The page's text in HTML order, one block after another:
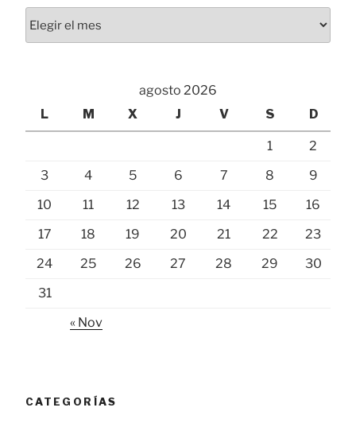
agosto 2026
L
M X J V S D
1
2
3
4 5 6 7 8
9
10
11 12 13 14 15
16
17
18 19 20 21 22
23
24
25 26 27 28 29
30
31
« Nov
CATEGORÍAS